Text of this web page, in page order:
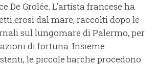
De Grolée. L’artista francese ha
erosi dal mare, raccolti dopo le
sul lungomare di Palermo, per
di fortuna. Insieme
le piccole barche procedono